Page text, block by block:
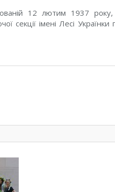
12 лютим 1937
секції імені Лесі